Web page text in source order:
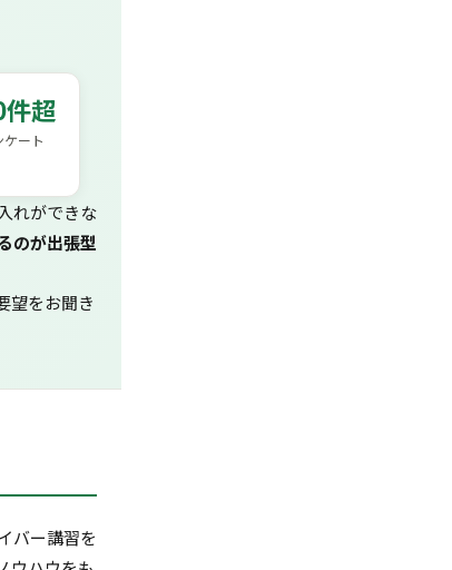
超
ート
れができな
のが出張型
望をお聞き
バー講習を